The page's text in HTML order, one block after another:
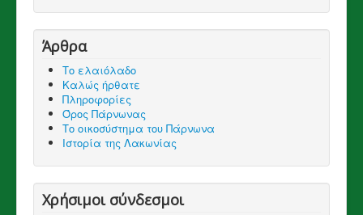
Άρθρα
Το ελαιόλαδο
Καλώς ήρθατε
Πληροφορίες
Όρος Πάρνωνας
Το οικοσύστημα του Πάρνωνα
Ιστορία της Λακωνίας
Χρήσιμοι σύνδεσμοι